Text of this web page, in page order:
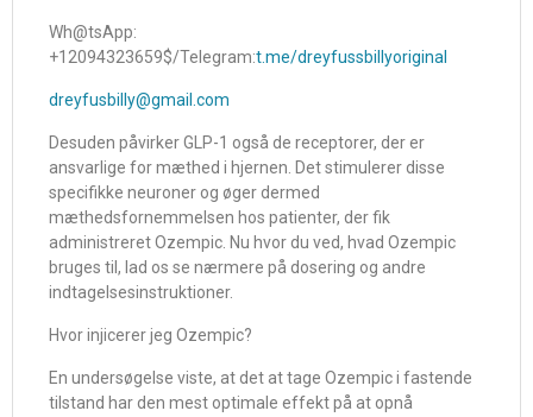
Wh@tsApp:
+12094323659$/Telegram:t.me/dreyfussbillyoriginal
dreyfusbilly@gmail.com
Desuden påvirker GLP-1 også de receptorer, der er
ansvarlige for mæthed i hjernen. Det stimulerer disse
specifikke neuroner og øger dermed
mæthedsfornemmelsen hos patienter, der fik
administreret Ozempic. Nu hvor du ved, hvad Ozempic
bruges til, lad os se nærmere på dosering og andre
indtagelsesinstruktioner.
Hvor injicerer jeg Ozempic?
En undersøgelse viste, at det at tage Ozempic i fastende
tilstand har den mest optimale effekt på at opnå